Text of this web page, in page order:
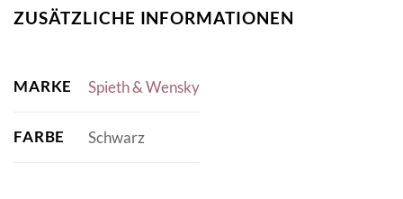
ZUSÄTZLICHE INFORMATIONEN
MARKE Spieth & Wensky
FARBE Schwarz